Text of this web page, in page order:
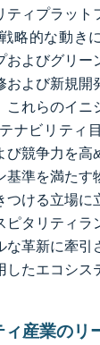
ティプラット
略的な動き
およびグリー
よび新規開
れらのイニ
ナビリティ
び競争力を高
準を満たす
ける立場に
タリティラ
な革新に牽引
たエコシス
産業のリ